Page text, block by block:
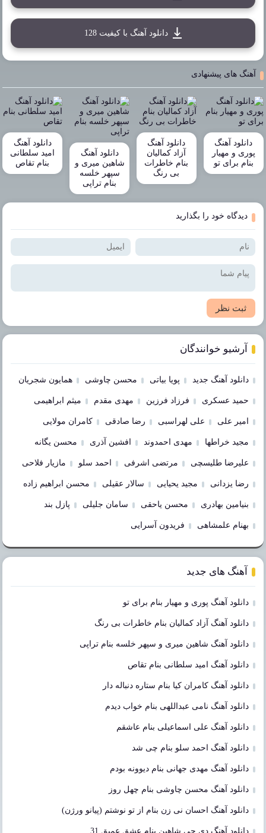
دانلود آهنگ با کیفیت 128
آهنگ های پیشنهادی
دانلود آهنگ
پوری و مهیار
بنام برای تو
دانلود آهنگ
آزاد کمالیان
بنام خاطرات
بی رنگ
دانلود آهنگ
شاهین میری و
سپهر خلسه
بنام تراپی
دانلود آهنگ
امید سلطانی
بنام تقاص
دیدگاه خود را بگذارید
ثبت نظر
آرشیو خوانندگان
دانلود آهنگ جدید پویا بیاتی محسن چاوشی همایون شجریان
حمید عسکری فرزاد فرزین مهدی مقدم میثم ابراهیمی
امیر علی علی لهراسبی رضا صادقی کامران مولایی
مجید خراطها مهدی احمدوند افشین آذری محسن یگانه
علیرضا طلیسچی مرتضی اشرفی احمد سلو مازیار فلاحی
رضا یزدانی مجید یحیایی سالار عقیلی محسن ابراهیم زاده
بنیامین بهادری محسن یاحقی سامان جلیلی پازل بند
بهنام علمشاهی فریدون آسرایی
آهنگ های جدید
دانلود آهنگ پوری و مهیار بنام برای تو
دانلود آهنگ آزاد کمالیان بنام خاطرات بی رنگ
دانلود آهنگ شاهین میری و سپهر خلسه بنام تراپی
دانلود آهنگ امید سلطانی بنام تقاص
دانلود آهنگ کامران کیا بنام ستاره دنباله دار
دانلود آهنگ نامی عبداللهی بنام خواب دیدم
دانلود آهنگ علی اسماعیلی بنام عاشقم
دانلود آهنگ احمد سلو بنام چی شد
دانلود آهنگ مهدی جهانی بنام دیوونه بودم
دانلود آهنگ محسن چاوشی بنام چهل روز
دانلود آهنگ احسان نی زن بنام از تو نوشتم (پیانو ورژن)
دانلود آهنگ دی جی شاهین بنام عشق عمیق 31